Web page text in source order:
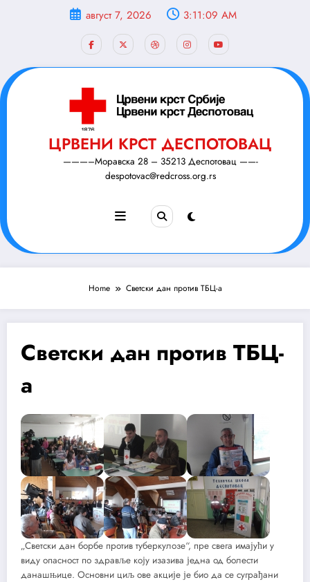
август 7, 2026 3:11:10 AM
ЦРВЕНИ КРСТ ДЕСПОТОВАЦ
———–Моравска 28 – 35213 Деспотовац ——-
despotovac@redcross.org.rs
Home Светски дан против ТБЦ-а
Светски дан против ТБЦ-
а
„Светски дан борбе против туберкулозе“, пре свега имајући у
виду опасност по здравље коју изазива једна од болести
данашњице. Основни циљ ове акције је био да се суграђани